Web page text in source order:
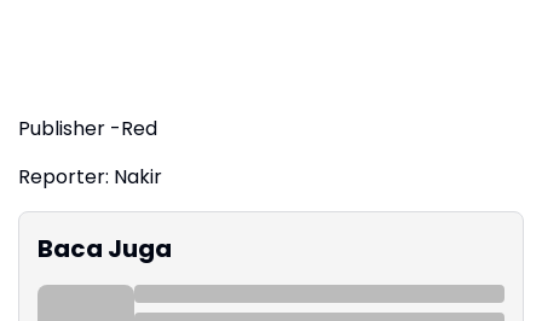
Publisher -Red
Reporter: Nakir
Baca Juga